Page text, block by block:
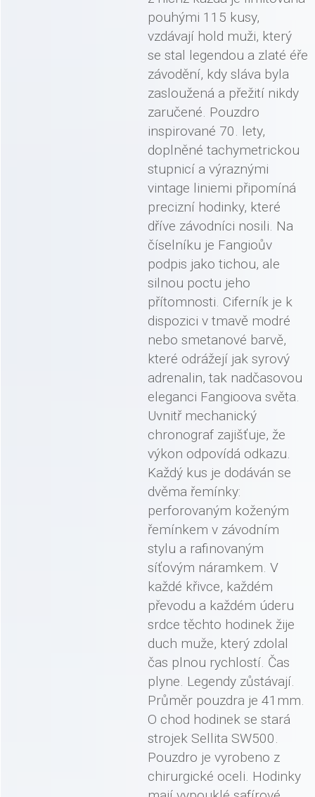
pouhými 115 kusy,
vzdávají hold muži, který
se stal legendou a zlaté éře
závodění, kdy sláva byla
zasloužená a přežití nikdy
zaručené. Pouzdro
inspirované 70. lety,
doplněné tachymetrickou
stupnicí a výraznými
vintage liniemi připomíná
precizní hodinky, které
dříve závodníci nosili. Na
číselníku je Fangioův
podpis jako tichou, ale
silnou poctu jeho
přítomnosti. Ciferník je k
dispozici v tmavě modré
nebo smetanové barvě,
které odrážejí jak syrový
adrenalin, tak nadčasovou
eleganci Fangioova světa.
Uvnitř mechanický
chronograf zajišťuje, že
výkon odpovídá odkazu.
Každý kus je dodáván se
dvěma řemínky:
perforovaným koženým
řemínkem v závodním
stylu a rafinovaným
síťovým náramkem. V
každé křivce, každém
převodu a každém úderu
srdce těchto hodinek žije
duch muže, který zdolal
čas plnou rychlostí. Čas
plyne. Legendy zůstávají.
Průměr pouzdra je 41mm.
O chod hodinek se stará
strojek Sellita SW500.
Pouzdro je vyrobeno z
chirurgické oceli. Hodinky